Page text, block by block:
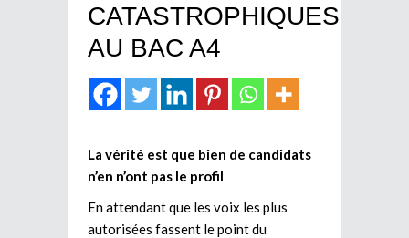
CATASTROPHIQUES
AU BAC A4
La vérité est que bien de candidats
n’en n’ont pas le profil
En attendant que les voix les plus
autorisées fassent le point du